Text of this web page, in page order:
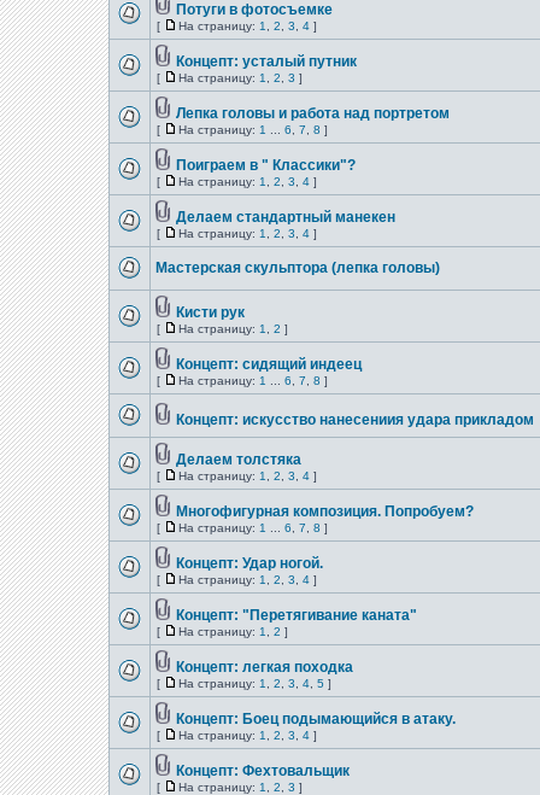
Потуги в фотосъемке
[ На страницу: 1 2 3 4 ]
Концепт: усталый путник
[ На страницу: 1 2 3 ]
Лепка головы и работа над портретом
[ На страницу: 1 6 7 8 ]
Поиграем в " Классики"?
[ На страницу: 1 2 3 4 ]
Делаем стандартный манекен
[ На страницу: 1 2 3 4 ]
Мастерская скульптора (лепка головы)
Кисти рук
[ На страницу: 1 2 ]
Концепт: сидящий индеец
[ На страницу: 1 6 7 8 ]
Концепт: искусство нанесениия удара прикладом
Делаем толстяка
[ На страницу: 1 2 3 4 ]
Многофигурная композиция. Попробуем?
[ На страницу: 1 6 7 8 ]
Концепт: Удар ногой.
[ На страницу: 1 2 3 4 ]
Концепт: "Перетягивание каната"
[ На страницу: 1 2 ]
Концепт: легкая походка
[ На страницу: 1 2 3 4 5 ]
Концепт: Боец подымающийся в атаку.
[ На страницу: 1 2 3 4 ]
Концепт: Фехтовальщик
[ На страницу: 1 2 3 ]